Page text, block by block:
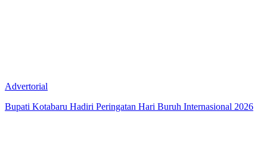
Advertorial
Bupati Kotabaru Hadiri Peringatan Hari Buruh Internasional 2026